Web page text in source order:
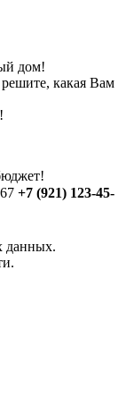
дом!
какая Вам
+7 (921) 123-45-
данных.